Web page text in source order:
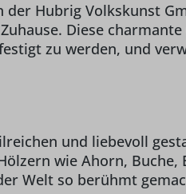
Hubrig Volkskunst
Diese
zu werden, und
und liebevoll
wie Ahorn, Buche,
Welt so berühmt